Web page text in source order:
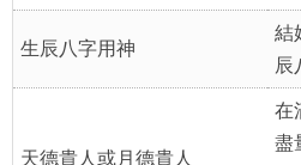
生辰八字用神
結
辰
天德貴人或月德貴人
在
盡